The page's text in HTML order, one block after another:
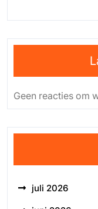
Geen reacties om
juli 2026